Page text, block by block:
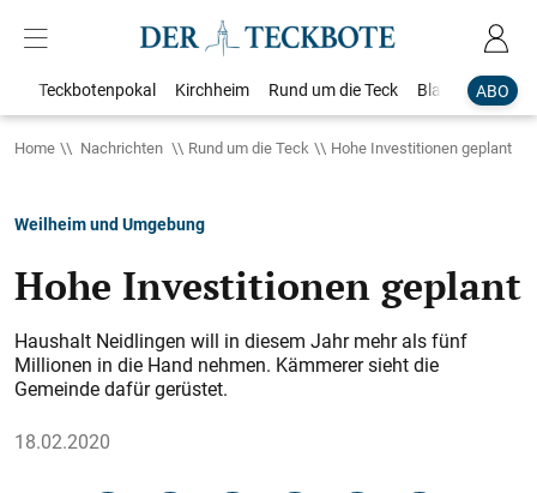
ABO
Teckbotenpokal Kirchheim Rund um die Teck Blaulicht
Home Nachrichten Rund um die Teck Hohe Investitionen geplant
Weilheim und Umgebung
Hohe Investitionen geplant
Haushalt Neidlingen will in diesem Jahr mehr als fünf
Millionen in die Hand nehmen. Kämmerer sieht die
Gemeinde dafür gerüstet.
18.02.2020